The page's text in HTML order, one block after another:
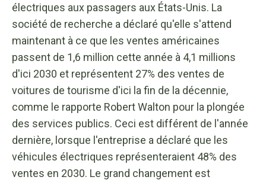
électriques aux passagers aux États-Unis. La
société de recherche a déclaré qu'elle s'attend
maintenant à ce que les ventes américaines
passent de 1,6 million cette année à 4,1 millions
d'ici 2030 et représentent 27% des ventes de
voitures de tourisme d'ici la fin de la décennie,
comme le rapporte Robert Walton pour la plongée
des services publics. Ceci est différent de l'année
dernière, lorsque l'entreprise a déclaré que les
véhicules électriques représenteraient 48% des
ventes en 2030. Le grand changement est